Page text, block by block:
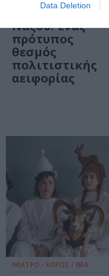
Data Deletion
26ο Φεστιβάλ
Νάξου: Ένας
πρότυπος
θεσμός
πολιτιστικής
αειφορίας
ΘΕΑΤΡΟ - ΧΟΡΟΣ / ΝΕΑ